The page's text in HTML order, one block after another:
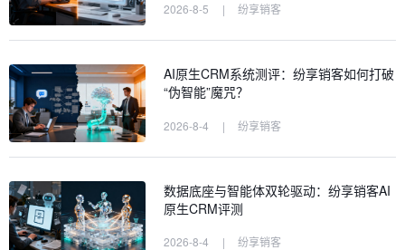
2026-8-5 | 纷享销客
AI原生CRM系统测评：纷享销客如何打破
“伪智能”魔咒？
2026-8-4 | 纷享销客
数据底座与智能体双轮驱动：纷享销客AI
原生CRM评测
2026-8-4 | 纷享销客